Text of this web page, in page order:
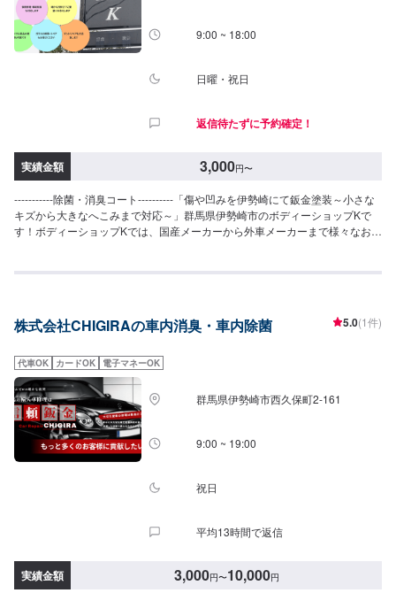
9:00 ~ 18:00
日曜・祝日
返信待たずに予約確定！
実績金額 3,000円〜
-----------除菌・消臭コート----------「傷や凹みを伊勢崎にて鈑金塗装～小さな
キズから大きなへこみまで対応～」群馬県伊勢崎市のボディーショップKで
す！ボディーショップKでは、国産メーカーから外車メーカーまで様々なお車
や剥げなどお客様の大切な愛車をプロの技でお直しいたします。お困りのこ
す。フロンガス交換機有！最新車種のエアコン修理も対応できます！全員業
ください！--------------------------------------------------【1】オファーにてお問い合
わせ【2】お見積り【3】お見積りにご納得いただければ作業開始【4】仕上
がり次第納車-----------パーツ持ち込みについて-----------パーツの持ち込み可能
です。オファーにて詳細をお願い致します。【定休日・営業時間】定休日：
日曜日、祝日営業時間：8:30~17:30
株式会社CHIGIRAの車内消臭・車内除菌 5.0(1件)
代車OK カードOK 電子マネーOK
群馬県伊勢崎市西久保町2-161
9:00 ~ 19:00
祝日
平均13時間で返信
実績金額 3,000円〜10,000円